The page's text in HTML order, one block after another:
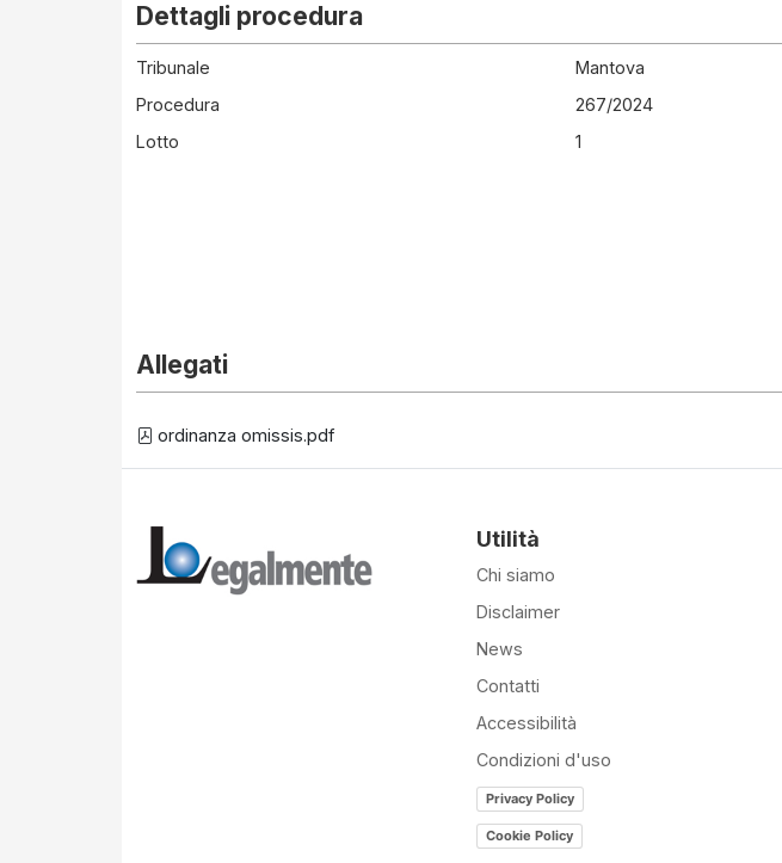
Dettagli procedura
Tribunale
Mantova
Procedura
267/2024
Lotto
1
Allegati
ordinanza omissis.pdf
Utilità
Chi siamo
Disclaimer
News
Contatti
Accessibilità
Condizioni d'uso
Privacy Policy
Cookie Policy